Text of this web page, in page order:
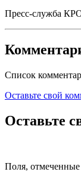
Пресс-служба
Список
Оставьте свой
Оставьте
Поля, отмеченные